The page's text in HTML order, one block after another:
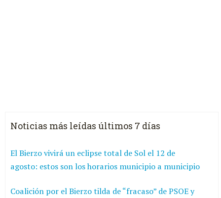
Noticias más leídas últimos 7 días
El Bierzo vivirá un eclipse total de Sol el 12 de
agosto: estos son los horarios municipio a municipio
Coalición por el Bierzo tilda de “fracaso” de PSOE y